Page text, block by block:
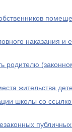
наказания и
родителю
жительства
школы со